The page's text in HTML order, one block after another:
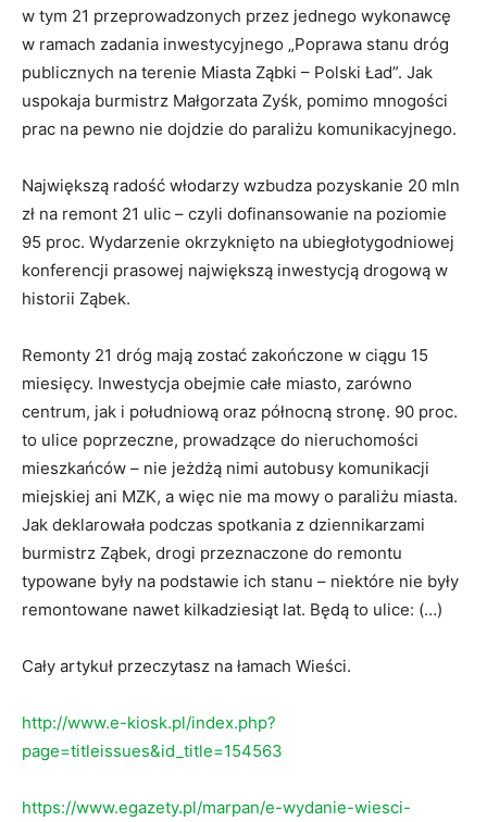
w tym 21 przeprowadzonych przez jednego wykonawcę
w ramach zadania inwestycyjnego „Poprawa stanu dróg
publicznych na terenie Miasta Ząbki – Polski Ład”. Jak
uspokaja burmistrz Małgorzata Zyśk, pomimo mnogości
prac na pewno nie dojdzie do paraliżu komunikacyjnego.
Największą radość włodarzy wzbudza pozyskanie 20 mln
zł na remont 21 ulic – czyli dofinansowanie na poziomie
95 proc. Wydarzenie okrzyknięto na ubiegłotygodniowej
konferencji prasowej największą inwestycją drogową w
historii Ząbek.
Remonty 21 dróg mają zostać zakończone w ciągu 15
miesięcy. Inwestycja obejmie całe miasto, zarówno
centrum, jak i południową oraz północną stronę. 90 proc.
to ulice poprzeczne, prowadzące do nieruchomości
mieszkańców – nie jeżdżą nimi autobusy komunikacji
miejskiej ani MZK, a więc nie ma mowy o paraliżu miasta.
Jak deklarowała podczas spotkania z dziennikarzami
burmistrz Ząbek, drogi przeznaczone do remontu
typowane były na podstawie ich stanu – niektóre nie były
remontowane nawet kilkadziesiąt lat. Będą to ulice: (…)
Cały artykuł przeczytasz na łamach Wieści.
http://www.e-kiosk.pl/index.php?
page=titleissues&id_title=154563
https://www.egazety.pl/marpan/e-wydanie-wiesci-